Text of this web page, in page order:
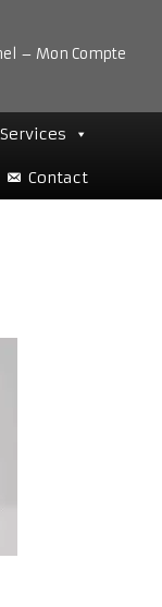
– Mon Compte
Services
Contact